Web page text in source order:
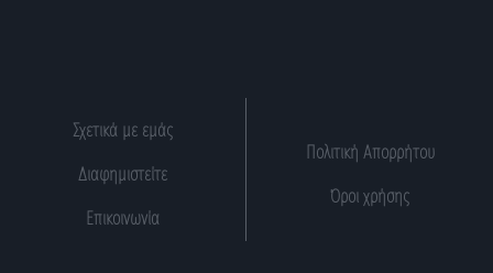
Σχετικά με εμάς
Διαφημιστείτε
Επικοινωνία
Πολιτική Απορρήτου
Όροι χρήσης